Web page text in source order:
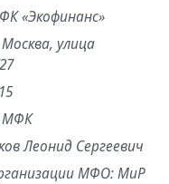
«Экофинанс»
улица
МФК
Леонид Сергеевич
МФО: МиР